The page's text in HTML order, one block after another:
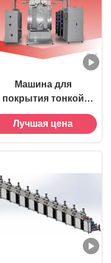
Машина для
покрытия тонкой
пленкой PVD
Sputtering-RTSP950-
Лучшая цена